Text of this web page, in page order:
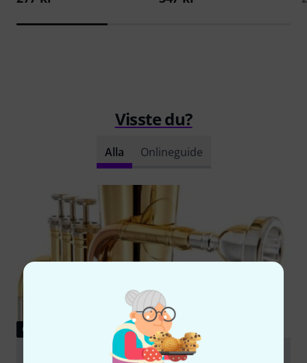
Visste du?
Alla Onlineguide
GUIDE
Alto Horn and Euphonium